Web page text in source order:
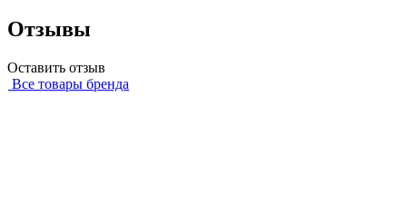
Отзывы
Оставить отзыв
Все товары бренда